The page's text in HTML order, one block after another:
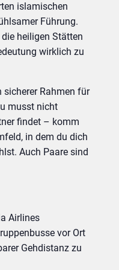
islamischen
Führung.
heiligen Stätten
wirklich zu
sicherer Rahmen für
musst nicht
findet – komm
in dem du dich
Auch Paare sind
Airlines
vor Ort
Gehdistanz zu